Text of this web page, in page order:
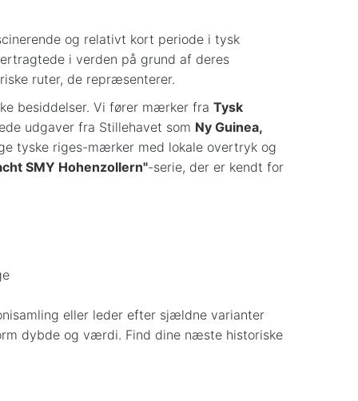
og relativt kort periode i tysk
i verden på grund af deres
ruter, de repræsenterer.
besiddelser. Vi fører mærker fra Tysk
udgaver fra Stillehavet som Ny Guinea,
tyske riges-mærker med lokale overtryk og
SMY Hohenzollern"-serie, der er kendt for
eller leder efter sjældne varianter
dybde og værdi. Find dine næste historiske